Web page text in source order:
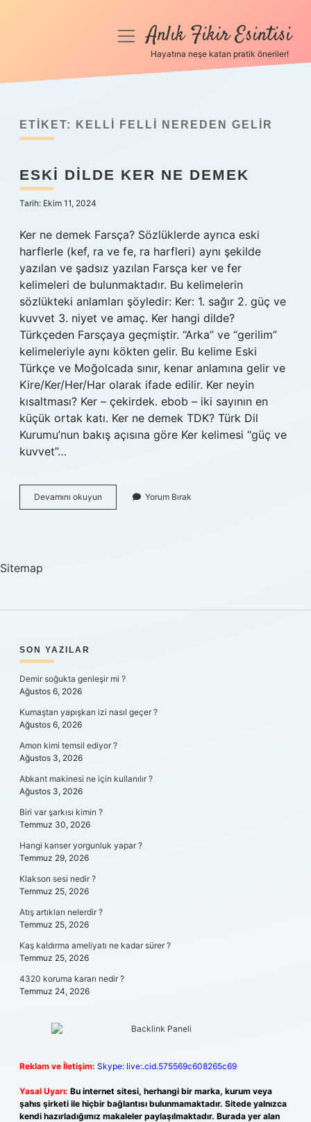
Anasayfa
Yasal Uyarı
Hakkımızda
menüyüAnlık Fikir Esintisi
Hayatına neşe katan pratik öneriler!
ETIKET: KELLI FELLI NEREDEN GELIR
ESKI DILDE KER NE DEMEK
Tarih: Ekim 11, 2024
Ker ne demek Farsça? Sözlüklerde ayrıca eski
harflerle (kef, ra ve fe, ra harfleri) aynı şekilde
yazılan ve şadsız yazılan Farsça ker ve fer
kelimeleri de bulunmaktadır. Bu kelimelerin
sözlükteki anlamları şöyledir: Ker: 1. sağır 2. güç ve
kuvvet 3. niyet ve amaç. Ker hangi dilde?
Türkçeden Farsçaya geçmiştir. “Arka” ve “gerilim”
kelimeleriyle aynı kökten gelir. Bu kelime Eski
Türkçe ve Moğolcada sınır, kenar anlamına gelir ve
Kire/Ker/Her/Har olarak ifade edilir. Ker neyin
kısaltması? Ker – çekirdek. ebob – iki sayının en
küçük ortak katı. Ker ne demek TDK? Türk Dil
Kurumu’nun bakış açısına göre Ker kelimesi “güç ve
kuvvet”…
Devamını okuyun
Dilde
Yorum Bırak
Sitemap
SIDEBAR
SON YAZILAR
Demir soğukta genleşir mi ?
Ağustos 6, 2026
Kumaştan yapışkan izi nasıl geçer ?
Ağustos 6, 2026
Amon kimi temsil ediyor ?
Ağustos 3, 2026
Abkant makinesi ne için kullanılır ?
Ağustos 3, 2026
Biri var şarkısı kimin ?
Temmuz 30, 2026
Hangi kanser yorgunluk yapar ?
Temmuz 29, 2026
Klakson sesi nedir ?
Temmuz 25, 2026
Atış artıkları nelerdir ?
Temmuz 25, 2026
Kaş kaldırma ameliyatı ne kadar sürer ?
Temmuz 25, 2026
4320 koruma kararı nedir ?
Temmuz 24, 2026
Reklam ve İletişim: Skype: live:.cid.575569c608265c69
Yasal Uyarı: Bu internet sitesi, herhangi bir marka, kurum veya
şahıs şirketi ile hiçbir bağlantısı bulunmamaktadır. Sitede yalnızca
kendi hazırladığımız makaleler paylaşılmaktadır. Burada yer alan